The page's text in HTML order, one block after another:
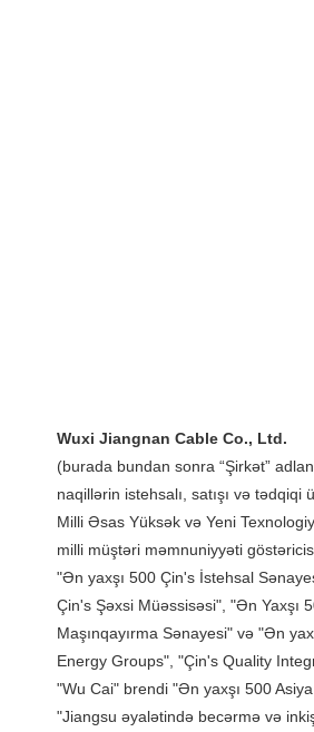
(burada bundan sonra “Şirkət”
naqillərin istehsalı, satışı və tədqiqi
Milli Əsas Yüksək və Yeni
milli müştəri məmnuniyyəti
"Ən yaxşı 500 Çin's İstehsal
Çin's Şəxsi Müəssisəsi", "Ən Yaxşı
Maşınqayırma Sənayesi" və "Ən
Energy Groups", "Çin's Quality
"Wu Cai" brendi "Ən yaxşı 500
"Jiangsu əyalətində becərmə və